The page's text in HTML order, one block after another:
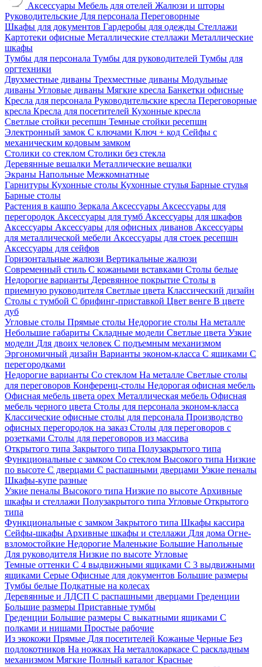
Аксессуары Мебель для отелей Жалюзи и шторы
Руководительские Для персонала Переговорные
Шкафы для документов Гардеробы для одежды Стеллажи
Картотеки офисные Металлические стеллажи Металлические
шкафы
Тумбы для персонала Тумбы для руководителей Тумбы для
оргтехники
Двухместные диваны Трехместные диваны Модульные
диваны Угловые диваны Мягкие кресла Банкетки офисные
Кресла для персонала Руководительские кресла Переговорные
кресла Кресла для посетителей Кухонные кресла
Светлые стойки ресепшн Темные стойки ресепшн
Электронный замок С ключами Ключ + код Сейфы с
механическим кодовым замком
Столики со стеклом Столики без стекла
Деревянные вешалки Металлические вешалки
Экраны Напольные Межкомнатные
Гарнитуры Кухонные столы Кухонные стулья Барные стулья
Барные столы
Растения в кашпо Зеркала Аксессуары Аксессуары для
перегородок Аксессуары для тумб Аксессуары для шкафов
Аксессуары Аксессуары для офисных диванов Аксессуары
для металлической мебели Аксессуары для стоек ресепшн
Аксессуары для сейфов
Горизонтальные жалюзи Вертикальные жалюзи
Современный стиль С кожаными вставками Столы белые
Недорогие варианты Деревянное покрытие Столы в
приемную руководителя Светлые цвета Классический дизайн
Столы с тумбой С брифинг-приставкой Цвет венге В цвете
дуб
Угловые столы Прямые столы Недорогие столы На металле
Небольшие габариты Складные модели Светлые цвета Узкие
модели Для двоих человек С подъемным механизмом
Эргономичный дизайн Варианты эконом-класса С ящиками С
перегородками
Недорогие варианты Со стеклом На металле Светлые столы
для переговоров Конференц-столы Недорогая офисная мебель
Офисная мебель цвета орех Металлическая мебель Офисная
мебель черного цвета Столы для персонала эконом-класса
Классические офисные столы для персонала Производство
офисных перегородок на заказ Столы для переговоров с
розетками Столы для переговоров из массива
Открытого типа Закрытого типа Полузакрытого типа
Функциональные с замком Со стеклом Высокого типа Низкие
по высоте С дверцами С распашными дверцами Узкие пеналы
Шкафы-купе разные
Узкие пеналы Высокого типа Низкие по высоте Архивные
шкафы и стеллажи Полузакрытого типа Угловые Открытого
типа
Функциональные с замком Закрытого типа Шкафы кассира
Сейфы-шкафы Архивные шкафы и стеллажи Для дома Огне-
взломостойкие Недорогие Маленькие Большие Напольные
Для руководителя Низкие по высоте Угловые
Темные оттенки С 4 выдвижными ящиками С 3 выдвижными
ящиками Серые Офисные для документов Большие размеры
Тумбы белые Подкатные на колесах
Деревянные и ЛДСП С распашными дверцами Греденции
Большие размеры Приставные тумбы
Греденции Большие размеры С выкатными ящиками С
полками и нишами Простые рабочие
Из экокожи Прямые Для посетителей Кожаные Черные Без
подлокотников На ножках На металлокаркасе С раскладным
механизмом Мягкие Полный каталог Красные